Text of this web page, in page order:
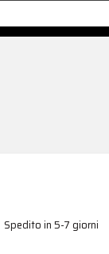
Spedito in 5-7 giorni